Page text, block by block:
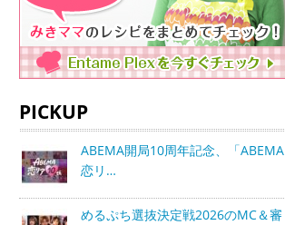
PICKUP
ABEMA開局10周年記念、「ABEMA
恋リ…
めるぷち選抜決定戦2026のMC＆審